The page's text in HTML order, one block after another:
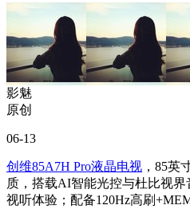
影魅
原创
06-13
创维85A7H Pro液晶电视 ，85英
质，搭载AI智能光控与杜比视
视听体验；配备120Hz高刷